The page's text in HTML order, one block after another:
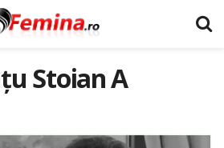
Stoian A